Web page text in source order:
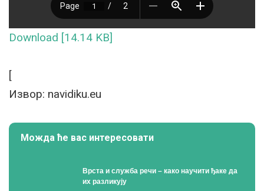
Download [14.14 KB]
[
Извор: navidiku.eu
Можда ће вас интересовати
Врста и служба речи – како научити ђаке да
их разликују